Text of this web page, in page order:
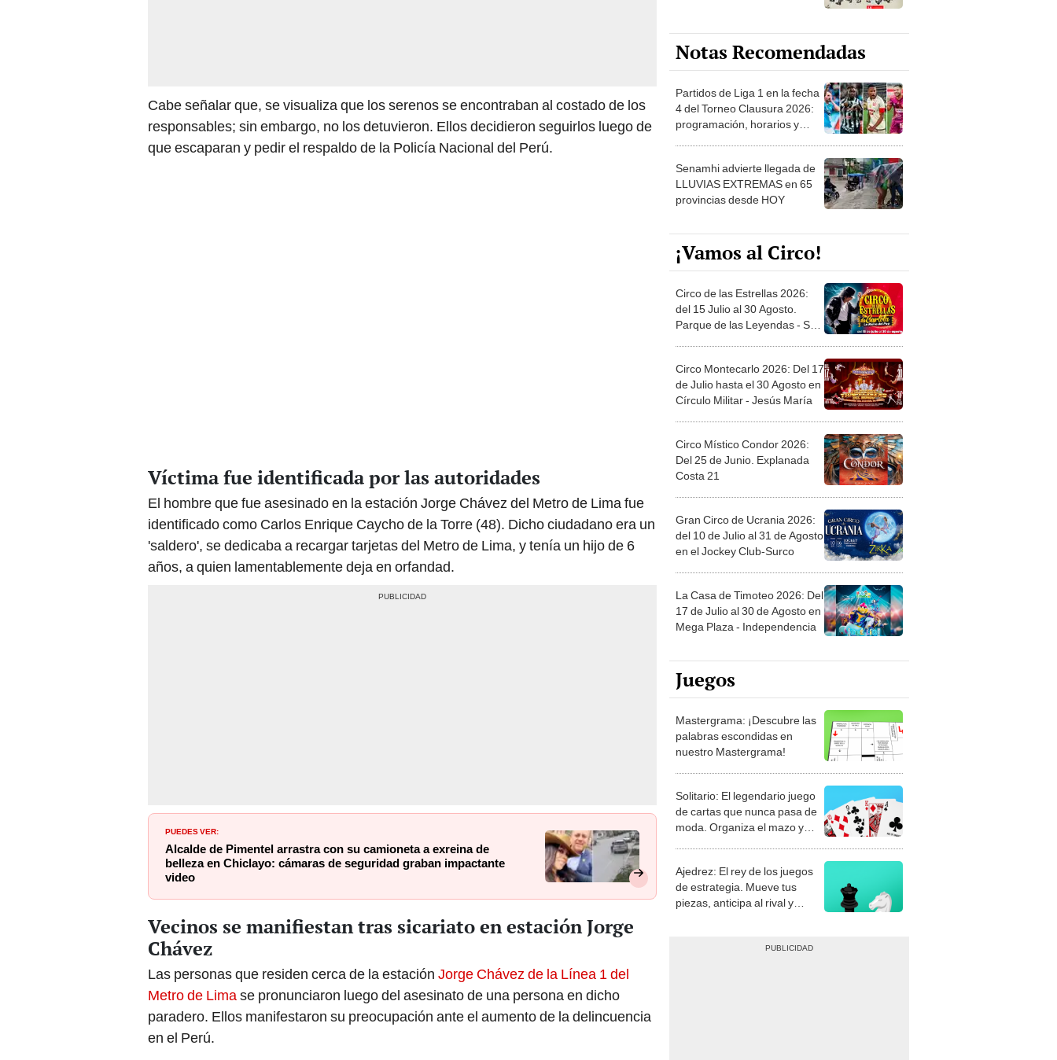
Cabe señalar que, se visualiza que los serenos se encontraban al costado de los
responsables; sin embargo, no los detuvieron. Ellos decidieron seguirlos luego de
que escaparan y pedir el respaldo de la Policía Nacional del Perú.
Víctima fue identificada por las autoridades
El hombre que fue asesinado en la estación Jorge Chávez del Metro de Lima fue
identificado como Carlos Enrique Caycho de la Torre (48). Dicho ciudadano era un
'saldero', se dedicaba a recargar tarjetas del Metro de Lima, y tenía un hijo de 6
años, a quien lamentablemente deja en orfandad.
PUEDES VER:
Alcalde de Pimentel arrastra con su camioneta a exreina de
belleza en Chiclayo: cámaras de seguridad graban impactante
video
Vecinos se manifiestan tras sicariato en estación Jorge
Chávez
Las personas que residen cerca de la estación Jorge Chávez de la Línea 1 del
Metro de Limase pronunciaron luego del asesinato de una persona en dicho
paradero. Ellos manifestaron su preocupación ante el aumento de la delincuencia
en el Perú.
Notas Recomendadas
Partidos de Liga 1 en la fecha
4 del Torneo Clausura 2026:
programación, horarios y
Senamhi advierte llegada de
LLUVIAS EXTREMAS en 65
provincias desde HOY
¡Vamos al Circo!
Circo de las Estrellas 2026:
del 15 Julio al 30 Agosto.
Parque de las Leyendas - San
Circo Montecarlo 2026: Del 17
de Julio hasta el 30 Agosto en
Círculo Militar - Jesús María
Circo Místico Condor 2026:
Del 25 de Junio. Explanada
Costa 21
Gran Circo de Ucrania 2026:
del 10 de Julio al 31 de Agosto
en el Jockey Club-Surco
La Casa de Timoteo 2026: Del
17 de Julio al 30 de Agosto en
Mega Plaza - Independencia
Juegos
Mastergrama: ¡Descubre las
palabras escondidas en
nuestro Mastergrama!
Solitario: El legendario juego
de cartas que nunca pasa de
moda. Organiza el mazo y
Ajedrez: El rey de los juegos
de estrategia. Mueve tus
piezas, anticipa al rival y